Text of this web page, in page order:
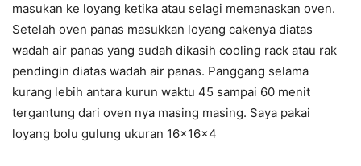
masukan ke loyang ketika atau selagi memanaskan oven.
Setelah oven panas masukkan loyang cakenya diatas
wadah air panas yang sudah dikasih cooling rack atau rak
pendingin diatas wadah air panas. Panggang selama
kurang lebih antara kurun waktu 45 sampai 60 menit
tergantung dari oven nya masing masing. Saya pakai
loyang bolu gulung ukuran 16x16x4